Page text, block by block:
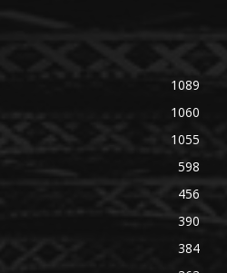
1089
1060
1055
598
456
390
384